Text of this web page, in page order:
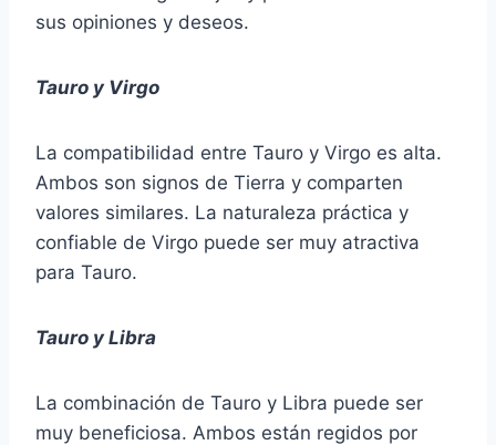
sus opiniones y deseos.
Tauro y Virgo
La compatibilidad entre Tauro y Virgo es alta.
Ambos son signos de Tierra y comparten
valores similares. La naturaleza práctica y
confiable de Virgo puede ser muy atractiva
para Tauro.
Tauro y Libra
La combinación de Tauro y Libra puede ser
muy beneficiosa. Ambos están regidos por